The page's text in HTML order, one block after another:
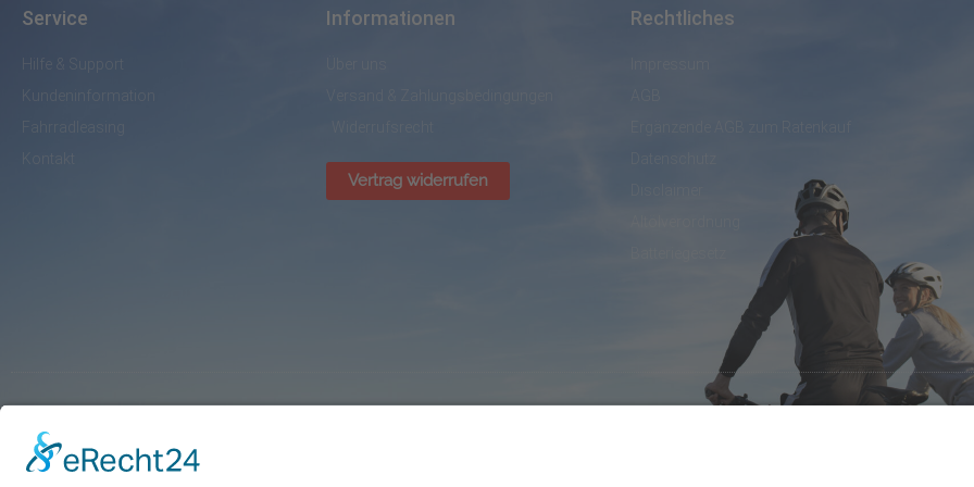
Service
Hilfe & Support
Informationen
Vertrag widerrufen
Rechtliches